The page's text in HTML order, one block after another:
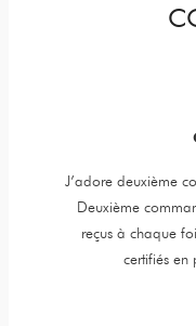
J’adore deuxième
Deuxième
reçus à chaque
certifiés en